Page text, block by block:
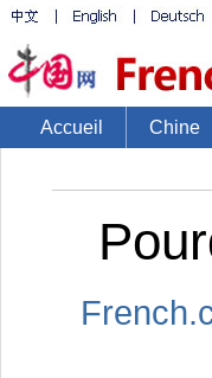
Accueil Chine